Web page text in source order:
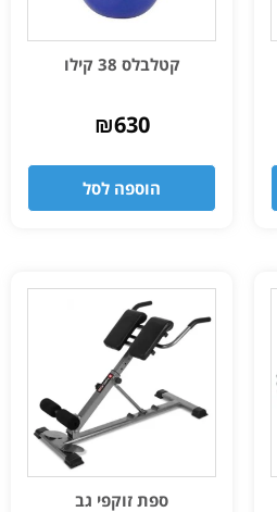
קטלבלס 38 קילו
₪630
הוספה לסל
ספת זוקפי גב